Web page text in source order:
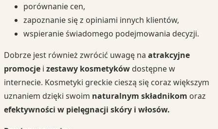
porównanie cen,
zapoznanie się z opiniami innych klientów,
wspieranie świadomego podejmowania decyzji.
Dobrze jest również zwrócić uwagę na atrakcyjne
promocje i zestawy kosmetyków dostępne w
internecie. Kosmetyki greckie cieszą się coraz większym
uznaniem dzięki swoim naturalnym składnikom oraz
efektywności w pielęgnacji skóry i włosów.